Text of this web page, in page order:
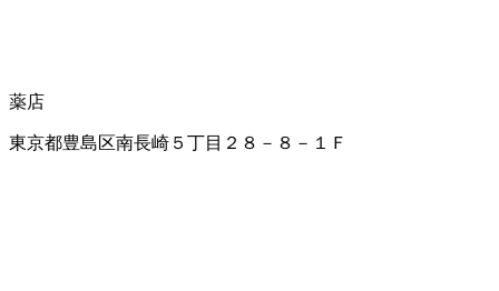
薬店
東京都豊島区南長崎５丁目２８－８－１Ｆ